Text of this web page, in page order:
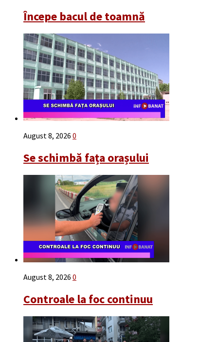
Începe bacul de toamnă
August 8, 2026 0
Se schimbă fața orașului
August 8, 2026 0
Controale la foc continuu